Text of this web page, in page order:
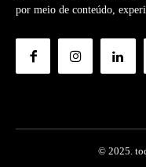
por meio de conteúdo,
© 2025.